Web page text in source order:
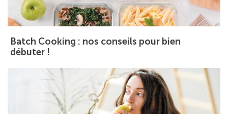
Batch Cooking : nos conseils pour bien
débuter !